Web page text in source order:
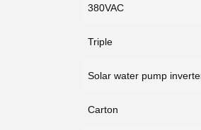
380VAC
Triple
Solar water pump
Carton